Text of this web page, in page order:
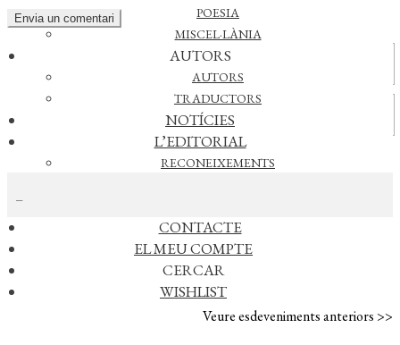
POESIA
MISCEL·LÀNIA
AUTORS
AUTORS
TRADUCTORS
NOTÍCIES
L’EDITORIAL
RECONEIXEMENTS
CONTACTE
EL MEU COMPTE
CERCAR
WISHLIST
Actualitat
Vídeos
CERCAR NOTÍCIES
AGENDA
No s'han trobat esdeveniments
Veure esdeveniments anteriors >>